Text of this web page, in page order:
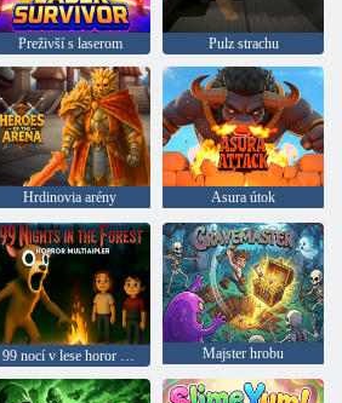
Preživší s laserom Pulz strachu
Hrdinovia arény Asura útok
Majster hrobu